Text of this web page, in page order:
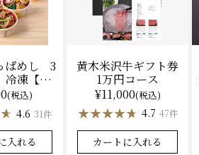
ぱめし 3
凍【レ
化粧箱入
(税込)
4.6 31件
入れる
黄木米沢牛ギフト券
1万円コース
¥11,000(税込)
★★★★★
★★★★★ 4.7 47件
カートに入れる